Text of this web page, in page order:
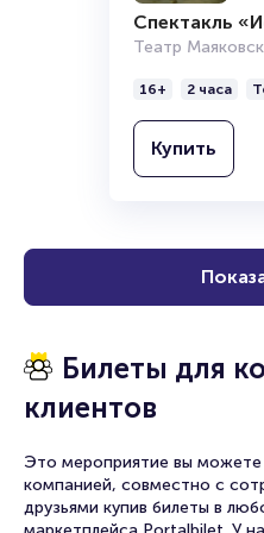
Спектакль
Театр
16+ 2 часа
Купить
Билеты для
клиентов
Это мероприятие вы
компанией, совместно с
друзьями купив билеты в